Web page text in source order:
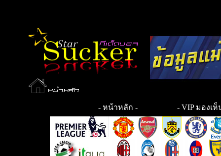
- หน้าหลัก - - VIP มองเห็